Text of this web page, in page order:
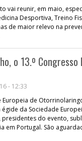
vai reunir, em maio,
Desportiva, Treino
de maior relevo na
o 13.º Congresso
- 12:33
Europeia de
da Sociedade
presidentes do evento,
Portugal. São